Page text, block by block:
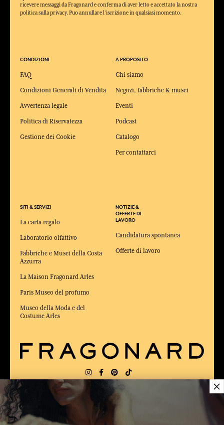
ricevere messaggi da Fragonard e conferma di aver letto e accettato la nostra
politica sulla privacy. Puo annullare l'iscrizione in qualsiasi momento.
CONDIZIONI
FAQ
Condizioni Generali di Vendita
Avvertenza legale
Politica di Riservatezza
Gestione dei Cookie
SITI & SERVIZI
La carta regalo
Laboratorio olfattivo
Fabbriche e Musei della Costa
Azzurra
La Maison Fragonard Arles
Paris Museo del profumo
Museo della Moda e del
Costume Arles
A PROPOSITO
Chi siamo
Negozi, fabbriche & musei
Eventi
Podcast
Catalogo
Per contattarci
NOTIZIE &
OFFERTE DI
LAVORO
Candidatura spontanea
Offerte di lavoro
CONSEGNA: US
×